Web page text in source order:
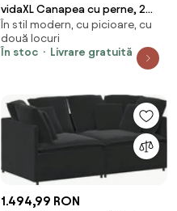
vidaXL Canapea cu perne, 2
locuri, negru, catifea
În stil modern, cu picioare, cu
două locuri
În stoc
Livrare gratuită
1.494,99 RON